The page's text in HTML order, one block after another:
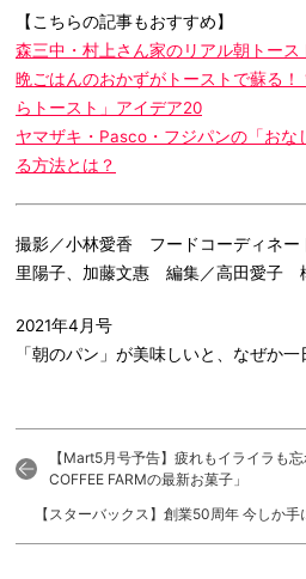
【こちらの記事もおすすめ】
森三中・村上さん家のリアル朝トース
晩ごはんのおかずがトーストで蘇る
らトースト」アイデア20
ヤマザキ・Pasco・フジパンの「おな
る方法とは？
撮影／小林愛香 フードコーディネ
里陽子、加藤文惠 編集／高田愛子
2021年4月号
「朝のパン」が美味しいと、なぜか
【Mart5月号予告】疲れもイライラも
COFFEE FARMの最新お菓子」
【スターバックス】創業50周年 今しか